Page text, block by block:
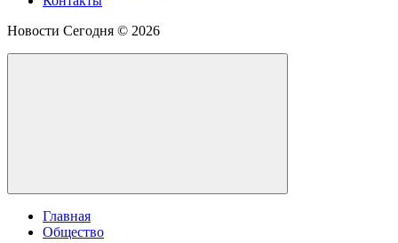
Новости Сегодня © 2026
Главная
Общество